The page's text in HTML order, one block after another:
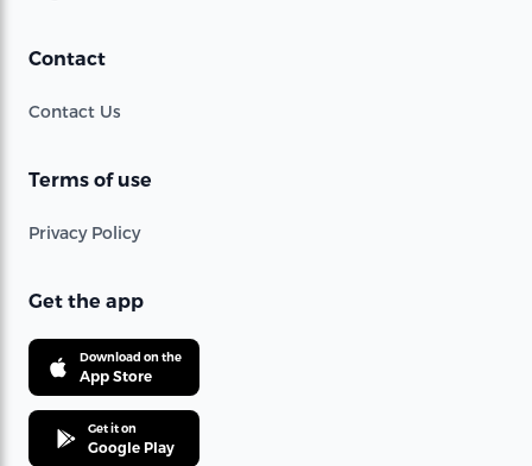
Contact
Contact Us
Terms of use
Privacy Policy
Get the app
Download on the
App Store
Get it on
Google Play